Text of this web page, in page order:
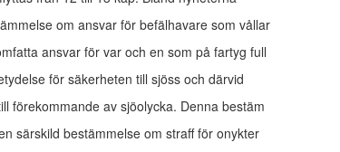
om ansvar för befälhavare som vållar
ansvar för var och en som på fartyg full­
för säkerheten till sjöss och därvid
förekommande av sjöolycka. Denna bestäm­
särskild bestämmelse om straff för onykter­